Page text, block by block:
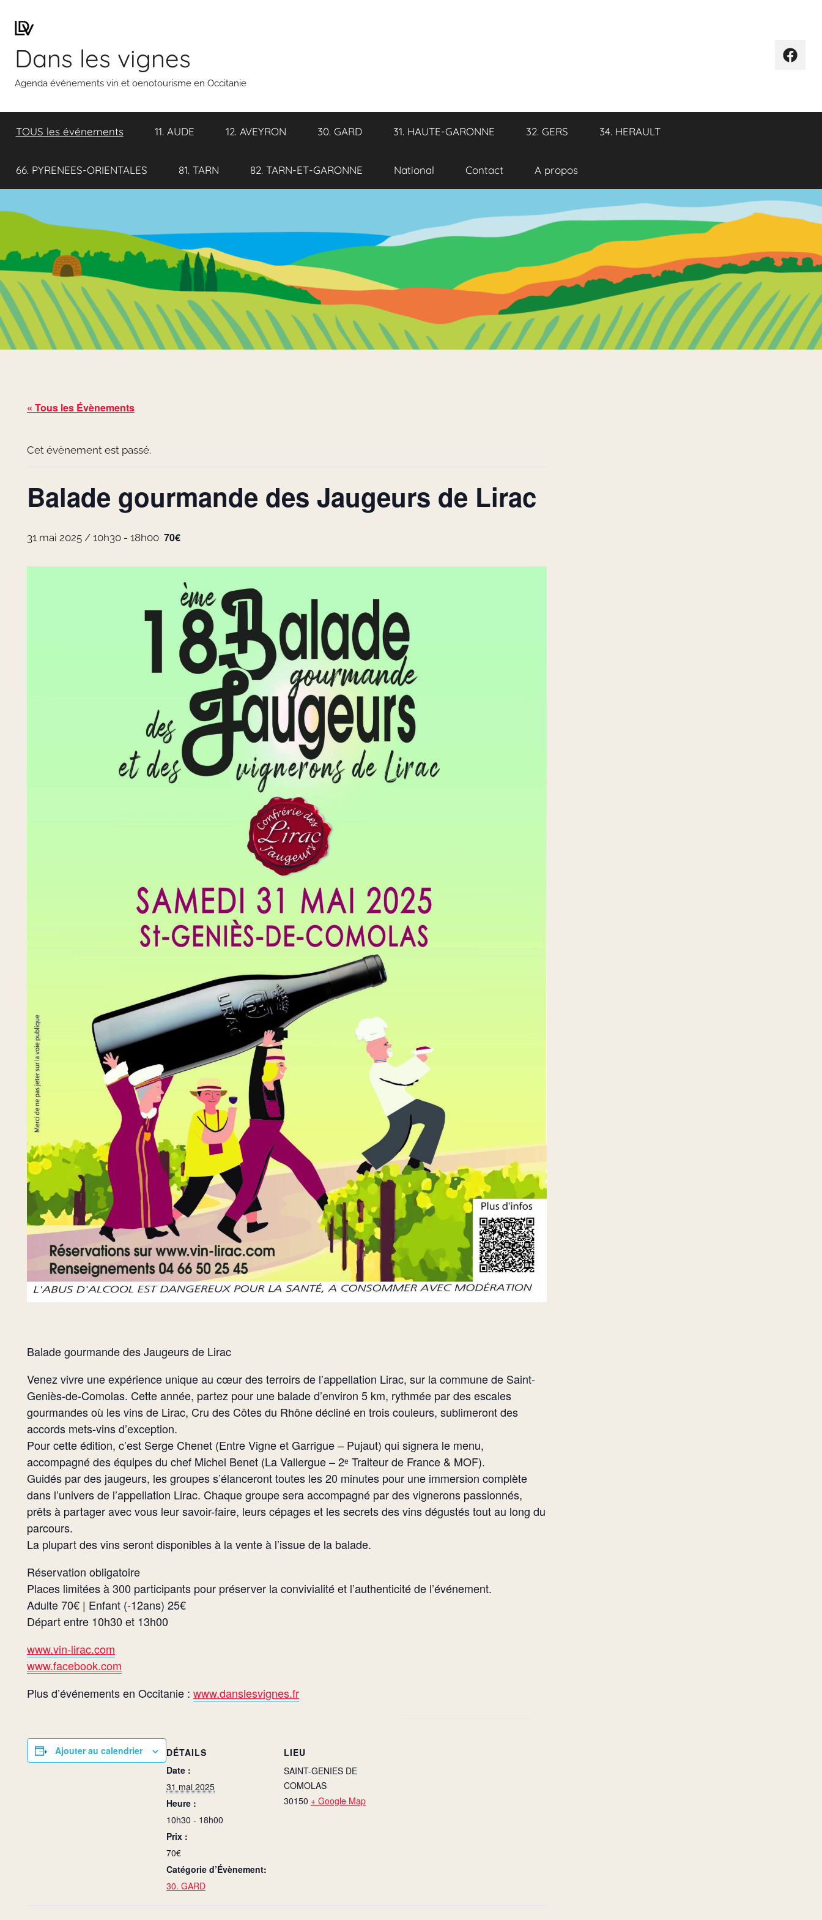
Dans les vignes
Agenda événements vin et oenotourisme en Occitanie
TOUS les événements 11. AUDE 12. AVEYRON 30. GARD 31. HAUTE-GARONNE 32. GERS 34. HERAULT
66. PYRENEES-ORIENTALES 81. TARN 82. TARN-ET-GARONNE National Contact A propos
« Tous les Évènements
Cet évènement est passé.
Balade gourmande des Jaugeurs de Lirac
31 mai 2025 / 10h30 - 18h00 70€
Balade gourmande des Jaugeurs de Lirac
Venez vivre une expérience unique au cœur des terroirs de l’appellation Lirac, sur la commune de Saint-
Geniès-de-Comolas. Cette année, partez pour une balade d’environ 5 km, rythmée par des escales
gourmandes où les vins de Lirac, Cru des Côtes du Rhône décliné en trois couleurs, sublimeront des
accords mets-vins d’exception.
Pour cette édition, c’est Serge Chenet (Entre Vigne et Garrigue – Pujaut) qui signera le menu,
accompagné des équipes du chef Michel Benet (La Vallergue – 2ᵉ Traiteur de France & MOF).
Guidés par des jaugeurs, les groupes s’élanceront toutes les 20 minutes pour une immersion complète
dans l’univers de l’appellation Lirac. Chaque groupe sera accompagné par des vignerons passionnés,
prêts à partager avec vous leur savoir-faire, leurs cépages et les secrets des vins dégustés tout au long du
parcours.
La plupart des vins seront disponibles à la vente à l’issue de la balade.
Réservation obligatoire
Places limitées à 300 participants pour préserver la convivialité et l’authenticité de l’événement.
Adulte 70€ | Enfant (-12ans) 25€
Départ entre 10h30 et 13h00
www.vin-lirac.com
www.facebook.com
Plus d’événements en Occitanie : www.danslesvignes.fr
Ajouter au calendrier
DÉTAILS
Date :
31 mai 2025
Heure :
10h30 - 18h00
Prix :
70€
Catégorie d’Évènement:
30. GARD
LIEU
SAINT-GENIES DE
COMOLAS
30150 + Google Map